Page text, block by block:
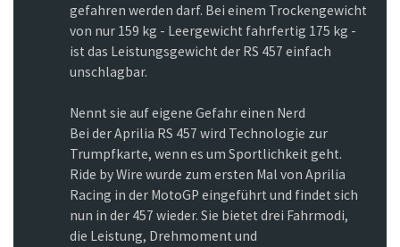
gefahren werden darf. Bei einem Trockengewicht
von nur 159 kg - Leergewicht fahrfertig 175 kg -
ist das Leistungsgewicht der RS 457 einfach
unschlagbar.
Nennt sie auf eigene Gefahr einen Nerd
Bei der Aprilia RS 457 wird Technologie zur
Trumpfkarte, wenn es um Sportlichkeit geht.
Ride by Wire wurde zum ersten Mal von Aprilia
Racing in der MotoGP eingeführt und findet sich
nun in der 457 wieder. Sie bietet drei Fahrmodi,
die Leistung, Drehmoment und